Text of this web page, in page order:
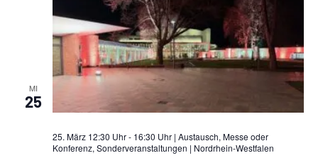
MI
25
25. März 12:30 Uhr - 16:30 Uhr | Austausch, Messe oder
Konferenz, Sonderveranstaltungen | Nordrhein-Westfalen